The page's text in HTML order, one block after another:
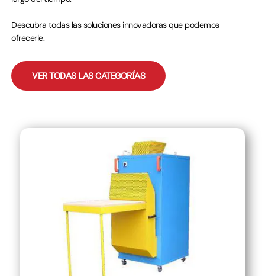
Descubra todas las soluciones innovadoras que podemos
ofrecerle.
VER TODAS LAS CATEGORÍAS